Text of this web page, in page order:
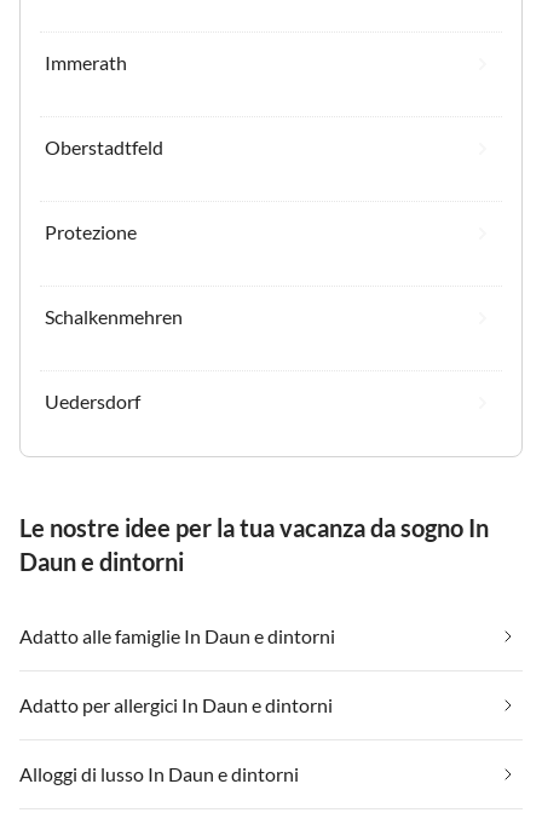
Immerath
Oberstadtfeld
Protezione
Schalkenmehren
Uedersdorf
Le nostre idee per la tua vacanza da sogno In
Daun e dintorni
Adatto alle famiglie In Daun e dintorni
Adatto per allergici In Daun e dintorni
Alloggi di lusso In Daun e dintorni